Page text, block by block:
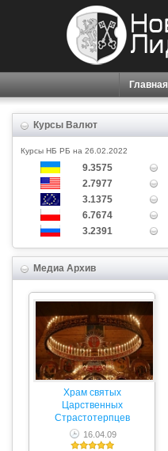
Главная
Курсы Валют
Курсы НБ РБ на 26.02.2022
9.3575
2.7977
3.1375
6.7674
3.2391
Медиа Архив
Храм святых
Царственных
Страстотерпцев
16.04.09